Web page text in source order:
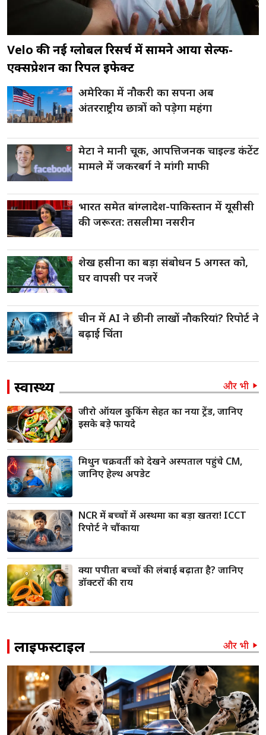
Velo की नई ग्लोबल रिसर्च में सामने आया सेल्फ-
एक्सप्रेशन का रिपल इफेक्ट
अमेरिका में नौकरी का सपना अब
अंतरराष्ट्रीय छात्रों को पड़ेगा महंगा
मेटा ने मानी चूक, आपत्तिजनक चाइल्ड कंटेंट
मामले में जकरबर्ग ने मांगी माफी
भारत समेत बांग्लादेश-पाकिस्तान में यूसीसी
की जरूरत: तसलीमा नसरीन
शेख हसीना का बड़ा संबोधन 5 अगस्त को,
घर वापसी पर नजरें
चीन में AI ने छीनी लाखों नौकरियां? रिपोर्ट ने
बढ़ाई चिंता
स्वास्थ्य
और भी
जीरो ऑयल कुकिंग सेहत का नया ट्रेंड, जानिए
इसके बड़े फायदे
मिथुन चक्रवर्ती को देखने अस्पताल पहुंचे CM,
जानिए हेल्थ अपडेट
NCR में बच्चों में अस्थमा का बड़ा खतरा! ICCT
रिपोर्ट ने चौंकाया
क्या पपीता बच्चों की लंबाई बढ़ाता है? जानिए
डॉक्टरों की राय
लाइफस्टाइल और भी